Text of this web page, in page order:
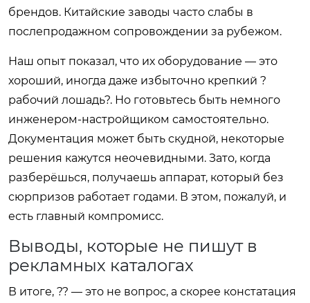
брендов. Китайские заводы часто слабы в
послепродажном сопровождении за рубежом.
Наш опыт показал, что их оборудование — это
хороший, иногда даже избыточно крепкий ?
рабочий лошадь?. Но готовьтесь быть немного
инженером-настройщиком самостоятельно.
Документация может быть скудной, некоторые
решения кажутся неочевидными. Зато, когда
разберёшься, получаешь аппарат, который без
сюрпризов работает годами. В этом, пожалуй, и
есть главный компромисс.
Выводы, которые не пишут в
рекламных каталогах
В итоге, ?? — это не вопрос, а скорее констатация